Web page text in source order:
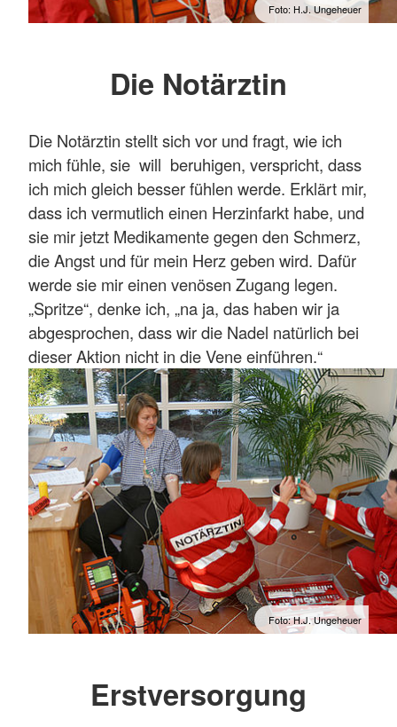
Foto: H.J. Ungeheuer
Die Notärztin
Die Notärztin stellt sich vor und fragt, wie ich
mich fühle, sie will beruhigen, verspricht, dass
ich mich gleich besser fühlen werde. Erklärt mir,
dass ich vermutlich einen Herzinfarkt habe, und
sie mir jetzt Medikamente gegen den Schmerz,
die Angst und für mein Herz geben wird. Dafür
werde sie mir einen venösen Zugang legen.
„Spritze“, denke ich, „na ja, das haben wir ja
abgesprochen, dass wir die Nadel natürlich bei
dieser Aktion nicht in die Vene einführen.“
Foto: H.J. Ungeheuer
Erstversorgung